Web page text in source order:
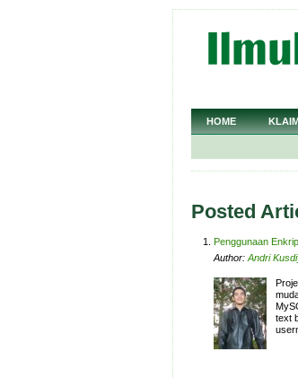
HOME
Posted
Penggunaan
Author: Andri
text